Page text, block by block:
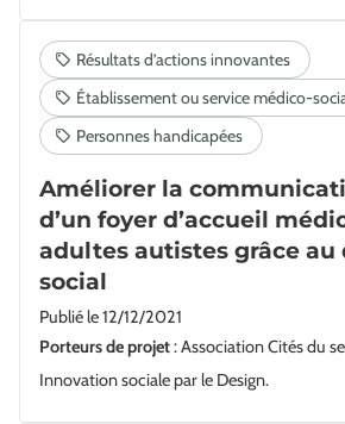
Améliorer la
d’un foyer d’accueil
adultes autistes grâce au
social
Publié le12/12/2021
Porteurs de projet: Association Cités du
Innovation sociale par le Design.